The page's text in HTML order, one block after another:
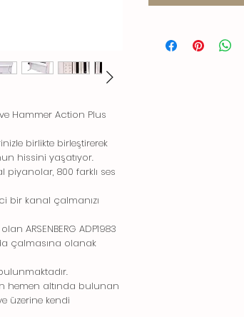
Hammer Action Plus
birlikte birleştirerek
hissini yaşatıyor.
piyanolar, 800 farklı ses
bir kanal çalmanızı
ARSENBERG ADP1983
çalmasına olanak
hemen altında bulunan
üzerine kendi